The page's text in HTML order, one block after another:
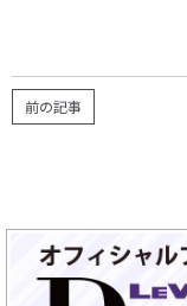
前の記事